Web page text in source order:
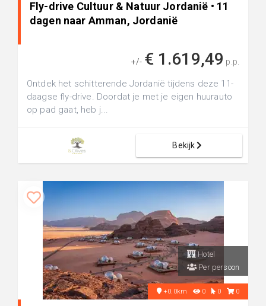
Fly-drive Cultuur & Natuur Jordanië • 11
dagen naar Amman, Jordanië
+/- € 1.619,49 p.p.
Ontdek het schitterende Jordanië tijdens deze 11-
daagse fly-drive. Doordat je met je eigen huurauto
op pad gaat, heb j...
Bekijk
Hotel
Per persoon
+0.0km 0 0 0